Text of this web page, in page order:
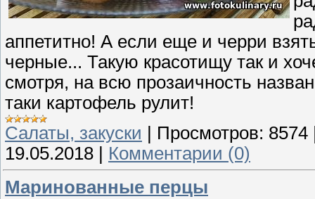
аппетитно! А если еще и черри
черные... Такую красотищу так и
смотря, на всю прозаичность
таки картофель рулит!
Cалаты, закуски
Просмотров: 8574
19.05.2018
Комментарии (0)
Маринованные перцы